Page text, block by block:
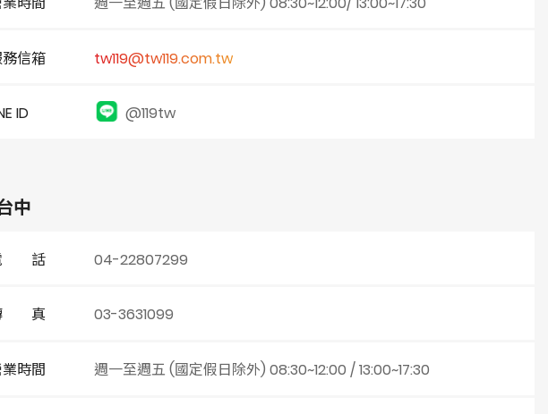
信箱 tw119@tw119.com.tw
ID @119tw
中
話 04-22807299
真 03-3631099
時間 週一至週五 (國定假日除外) 08:30~12:00 / 13:00~17:30